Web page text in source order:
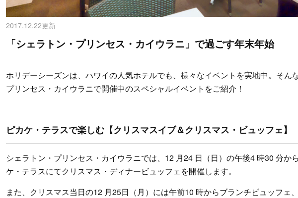
2017.12.22更新
「シェラトン・プリンセス・カイウラニ」で過ごす年末年始
ホリデーシーズンは、ハワイの人気ホテルでも、様々なイベントを実地中。そん
プリンセス・カイウラニで開催中のスペシャルイベントをご紹介！
ピカケ・テラスで楽しむ【クリスマスイブ＆クリスマス・ビュッフェ】
シェラトン・プリンセス・カイウラニでは、12 月24 日（日）の午後4 時30 分か
ケ・テラスにてクリスマス・ディナービュッフェを開催します。
また、クリスマス当日の12 月25日（月）には午前10 時からブランチビュッフェ